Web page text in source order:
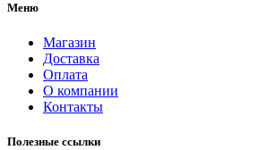
Меню
Магазин
Доставка
Оплата
О компании
Контакты
Полезные ссылки